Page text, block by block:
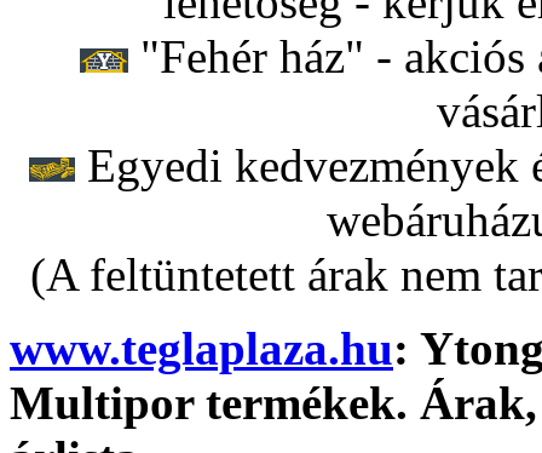
"Fehér ház" - akciós
Egyedi kedvezmények
(A feltüntetett árak nem
www.teglaplaza.hu:
Multipor termékek. Árak,